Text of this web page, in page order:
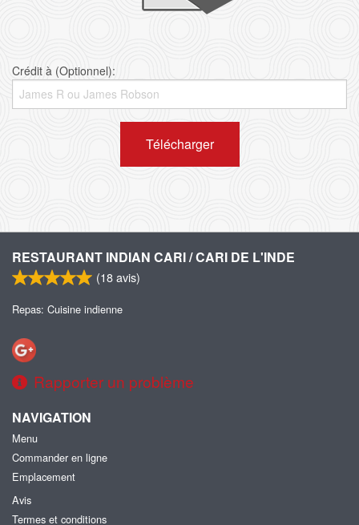
Crédit à (Optionnel):
Télécharger
RESTAURANT INDIAN CARI / CARI DE L'INDE
(18avis)
Repas: Cuisine indienne
Rapporter un problème
NAVIGATION
Menu
Commander en ligne
Emplacement
Avis
Termes et conditions